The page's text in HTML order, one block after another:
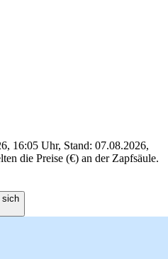
16:05 Uhr, Stand: 07.08.2026,
die Preise (€) an der Zapfsäule.
sich